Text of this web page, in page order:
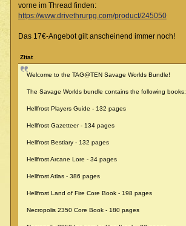
vorne im Thread finden:
https://www.drivethrurpg.com/product/245050
Das 17€-Angebot gilt anscheinend immer noch!
Zitat
Welcome to the TAG@TEN Savage Worlds Bundle!
The Savage Worlds bundle contains the following books:
Hellfrost Players Guide - 132 pages
Hellfrost Gazetteer - 134 pages
Hellfrost Bestiary - 132 pages
Hellfrost Arcane Lore - 34 pages
Hellfrost Atlas - 386 pages
Hellfrost Land of Fire Core Book - 198 pages
Necropolis 2350 Core Book - 180 pages